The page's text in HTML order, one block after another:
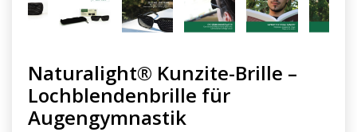
Naturalight® Kunzite-Brille –
Lochblendenbrille für
Augengymnastik